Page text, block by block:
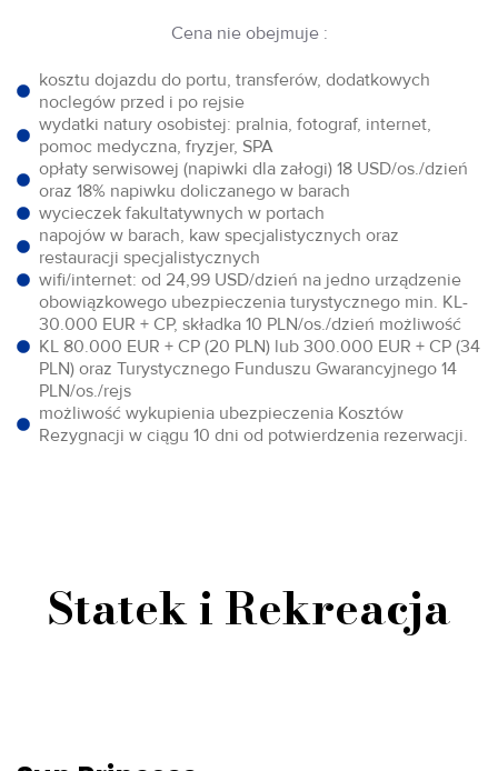
Cena nie obejmuje :
kosztu dojazdu do portu, transferów, dodatkowych
noclegów przed i po rejsie
wydatki natury osobistej: pralnia, fotograf, internet,
pomoc medyczna, fryzjer, SPA
opłaty serwisowej (napiwki dla załogi) 18 USD/os./dzień
oraz 18% napiwku doliczanego w barach
wycieczek fakultatywnych w portach
napojów w barach, kaw specjalistycznych oraz
restauracji specjalistycznych
wifi/internet: od 24,99 USD/dzień na jedno urządzenie
obowiązkowego ubezpieczenia turystycznego min. KL-
30.000 EUR + CP, składka 10 PLN/os./dzień możliwość
KL 80.000 EUR + CP (20 PLN) lub 300.000 EUR + CP (34
PLN) oraz Turystycznego Funduszu Gwarancyjnego 14
PLN/os./rejs
możliwość wykupienia ubezpieczenia Kosztów
Rezygnacji w ciągu 10 dni od potwierdzenia rezerwacji.
Statek i Rekreacja